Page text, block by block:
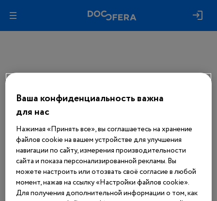
Авторизуйтесь, чтобы получить
Войти
Еще нет аккаунта?
Зарегистрироваться
Ваша конфиденциальность важна
для нас
Нажимая «Принять все», вы соглашаетесь на хранение
файлов cookie на вашем устройстве для улучшения
навигации по сайту, измерения производительности
сайта и показа персонализированной рекламы. Вы
можете настроить или отозвать своё согласие в любой
момент, нажав на ссылку «Настройки файлов cookie».
Для получения дополнительной информации о том, как